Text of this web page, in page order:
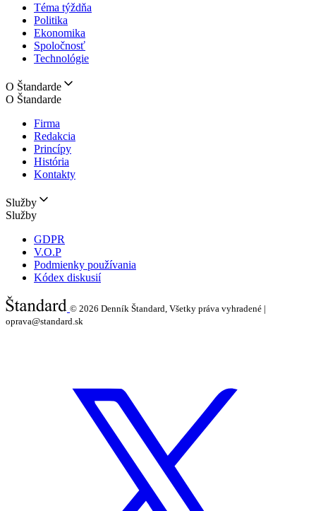
Téma týždňa
Politika
Ekonomika
Spoločnosť
Technológie
O Štandarde
O Štandarde
Firma
Redakcia
Princípy
História
Kontakty
Služby
Služby
GDPR
V.O.P
Podmienky používania
Kódex diskusií
© 2026 Denník Štandard, Všetky práva vyhradené |
oprava@standard.sk